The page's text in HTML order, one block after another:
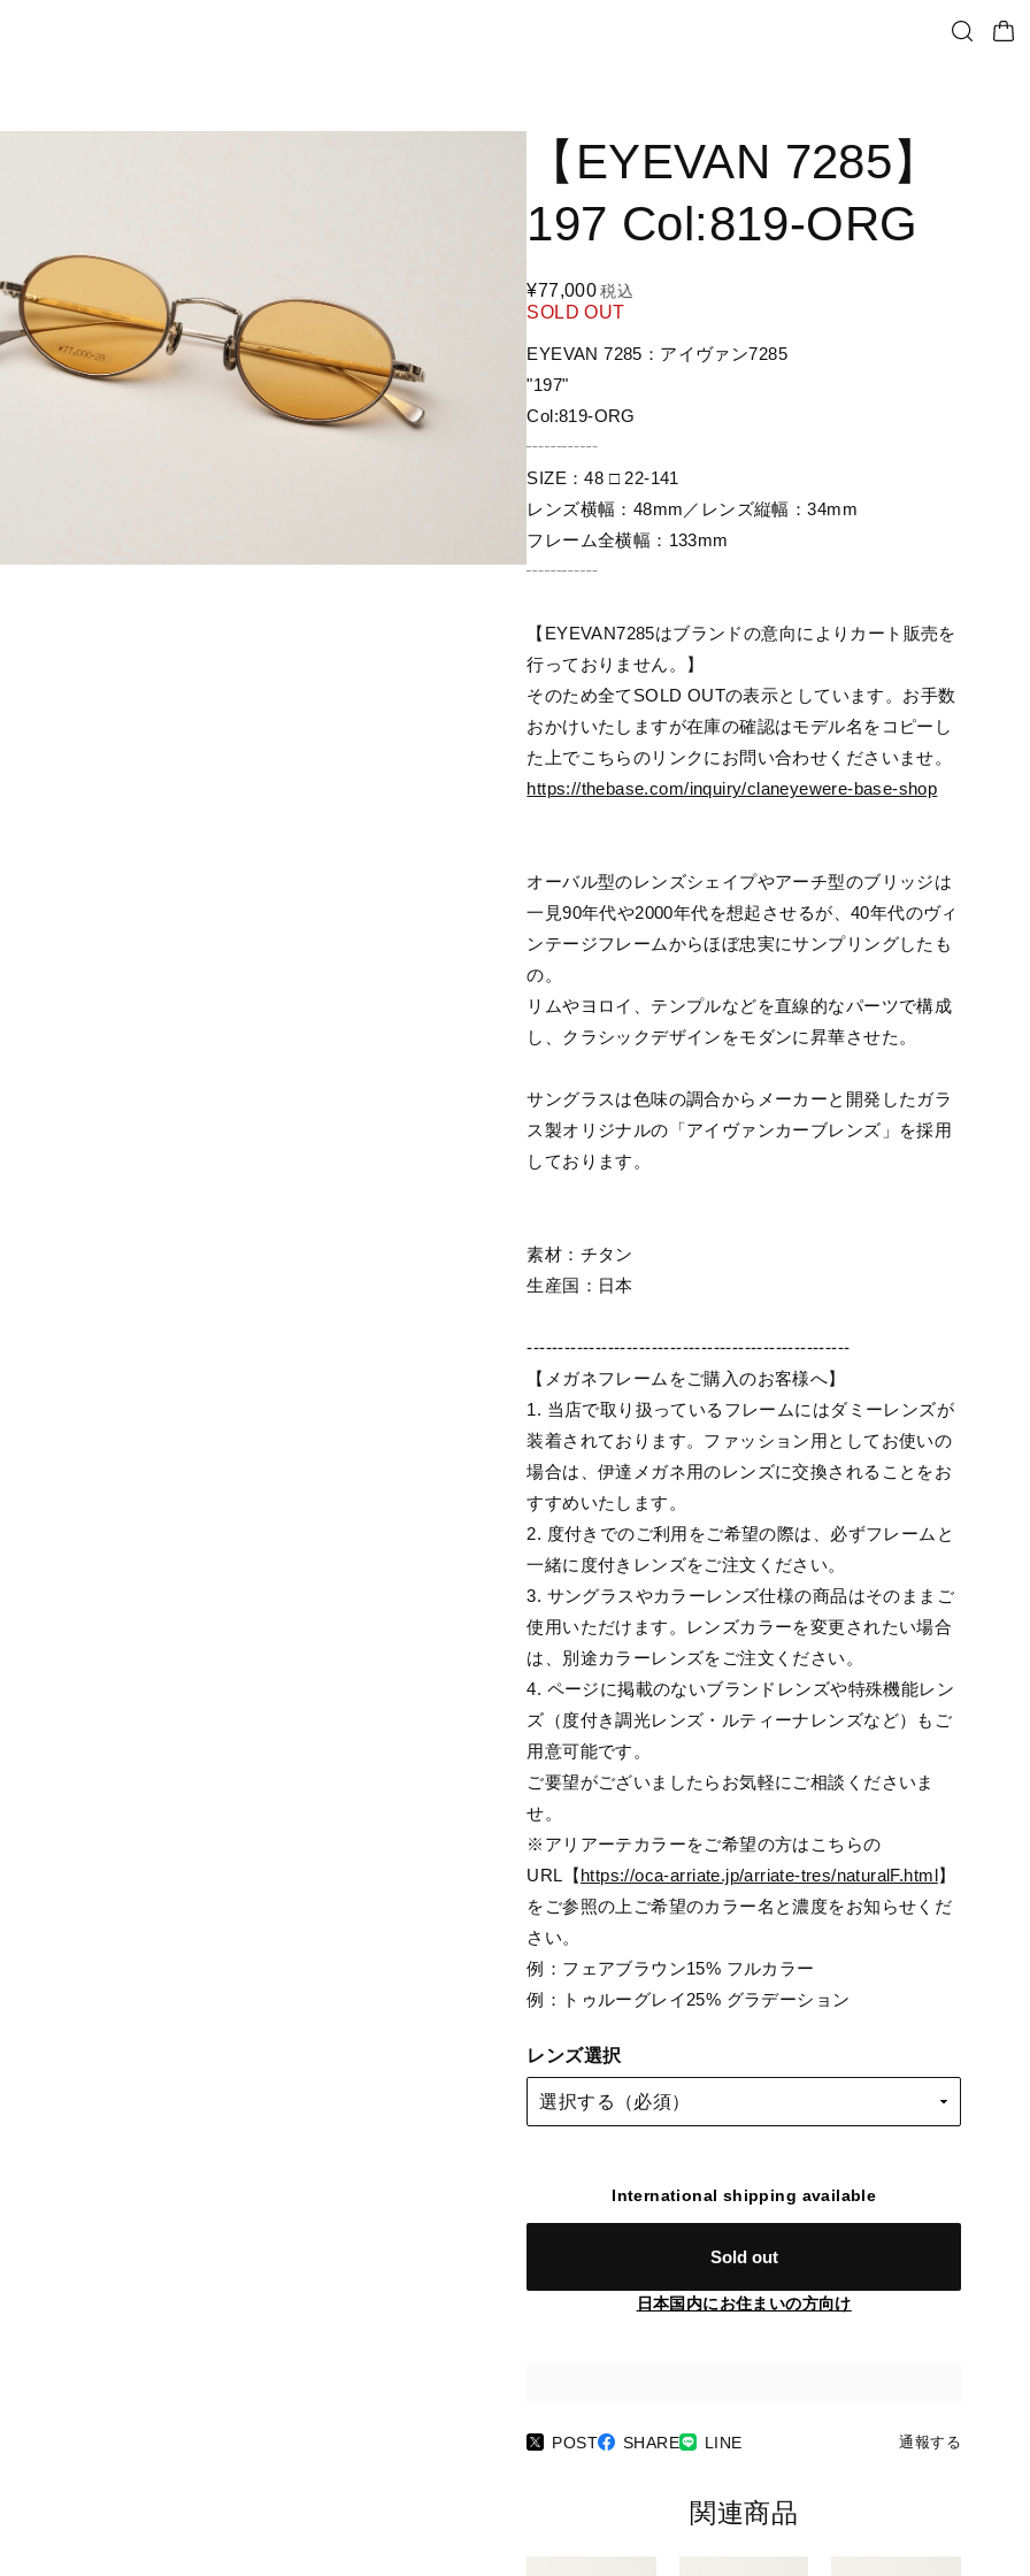
【EYEVAN 7285】
197 Col:819-ORG
¥77,000 税込
SOLD OUT
EYEVAN 7285：アイヴァン7285
"197"
Col:819-ORG
┄┄┄┄
SIZE：48 □ 22-141
レンズ横幅：48mm／レンズ縦幅：34mm
フレーム全横幅：133mm
┄┄┄┄
【EYEVAN7285はブランドの意向によりカート販売を
行っておりません。】
そのため全てSOLD OUTの表示としています。お手数
おかけいたしますが在庫の確認はモデル名をコピーし
た上でこちらのリンクにお問い合わせくださいませ。
https://thebase.com/inquiry/claneyewere-base-shop
オーバル型のレンズシェイプやアーチ型のブリッジは
一見90年代や2000年代を想起させるが、40年代のヴィ
ンテージフレームからほぼ忠実にサンプリングしたも
の。
リムやヨロイ、テンプルなどを直線的なパーツで構成
し、クラシックデザインをモダンに昇華させた。
サングラスは色味の調合からメーカーと開発したガラ
ス製オリジナルの「アイヴァンカーブレンズ」を採用
しております。
素材：チタン
生産国：日本
----------------------------------------------------
【メガネフレームをご購入のお客様へ】
1. 当店で取り扱っているフレームにはダミーレンズが
装着されております。ファッション用としてお使いの
場合は、伊達メガネ用のレンズに交換されることをお
すすめいたします。
2. 度付きでのご利用をご希望の際は、必ずフレームと
一緒に度付きレンズをご注文ください。
3. サングラスやカラーレンズ仕様の商品はそのままご
使用いただけます。レンズカラーを変更されたい場合
は、別途カラーレンズをご注文ください。
4. ページに掲載のないブランドレンズや特殊機能レン
ズ（度付き調光レンズ・ルティーナレンズなど）もご
用意可能です。
ご要望がございましたらお気軽にご相談くださいま
せ。
※アリアーテカラーをご希望の方はこちらの
URL【https://oca-arriate.jp/arriate-tres/naturalF.html】
をご参照の上ご希望のカラー名と濃度をお知らせくだ
さい。
例：フェアブラウン15% フルカラー
例：トゥルーグレイ25% グラデーション
レンズ選択
International shipping available
Sold out
日本国内にお住まいの方向け
POST SHARE LINE 通報する
関連商品